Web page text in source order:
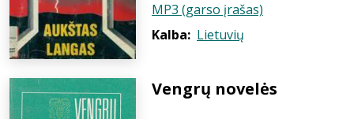
MP3 (garso įrašas)
Kalba: Lietuvių
Vengrų novelės